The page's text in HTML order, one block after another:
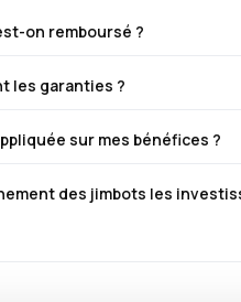
on remboursé ?
les garanties ?
sur mes bénéfices ?
des jimbots les